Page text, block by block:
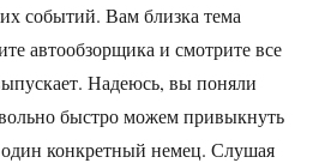
событий. Вам близка тема
автообзорщика и смотрите все
Надеюсь, вы поняли
быстро можем привыкнуть
конкретный немец. Слушая